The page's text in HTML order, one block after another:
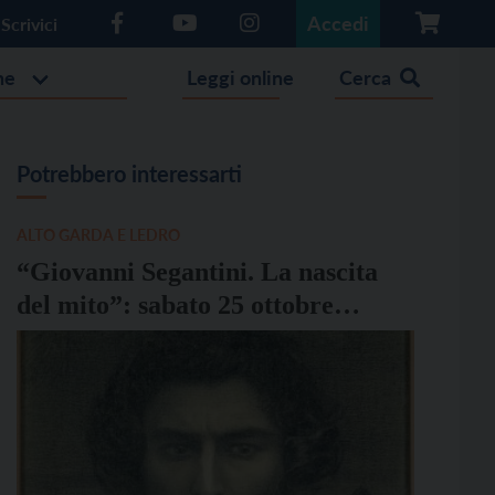
Scrivici Accedi
Leggi online Cerca
Potrebbero interessarti
“Giovanni Segantini. La nascita
del mito”: sabato 25 ottobre
l’inaugurazione ad Arco